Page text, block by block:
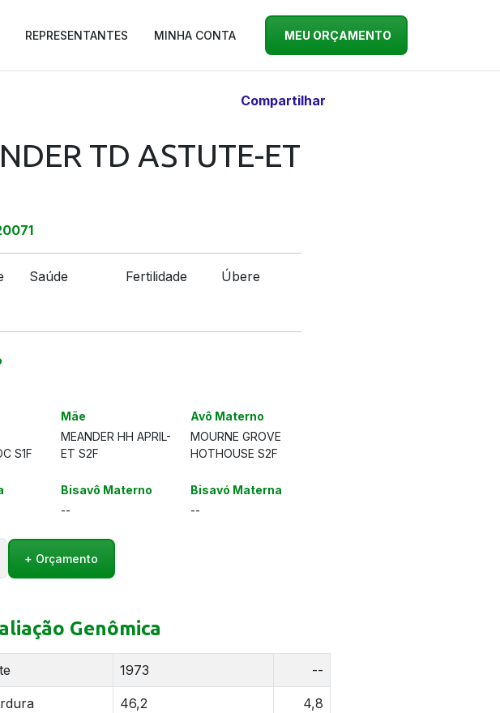
REPRESENTANTES MINHA CONTA MEU ORÇAMENTO
Compartilhar
TD ASTUTE-ET
Saúde Fertilidade
Úbere
S1F
Mãe
MEANDER HH APRIL-
ET S2F
Avô Materno
MOURNE GROVE
HOTHOUSE S2F
Bisavô Materno
--
Bisavó Materna
--
+ Orçamento
Genômica
1973 --
46,2 4,8